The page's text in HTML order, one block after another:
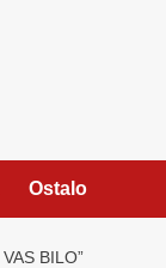
Ostalo
BILO”